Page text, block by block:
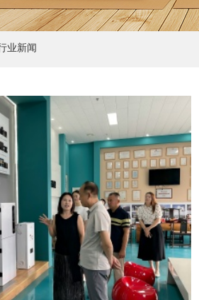
业新闻